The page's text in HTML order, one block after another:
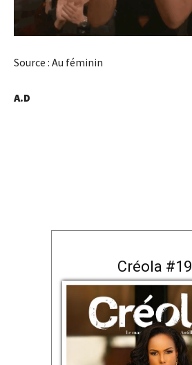
Source : Au féminin
A.D
Créola #19